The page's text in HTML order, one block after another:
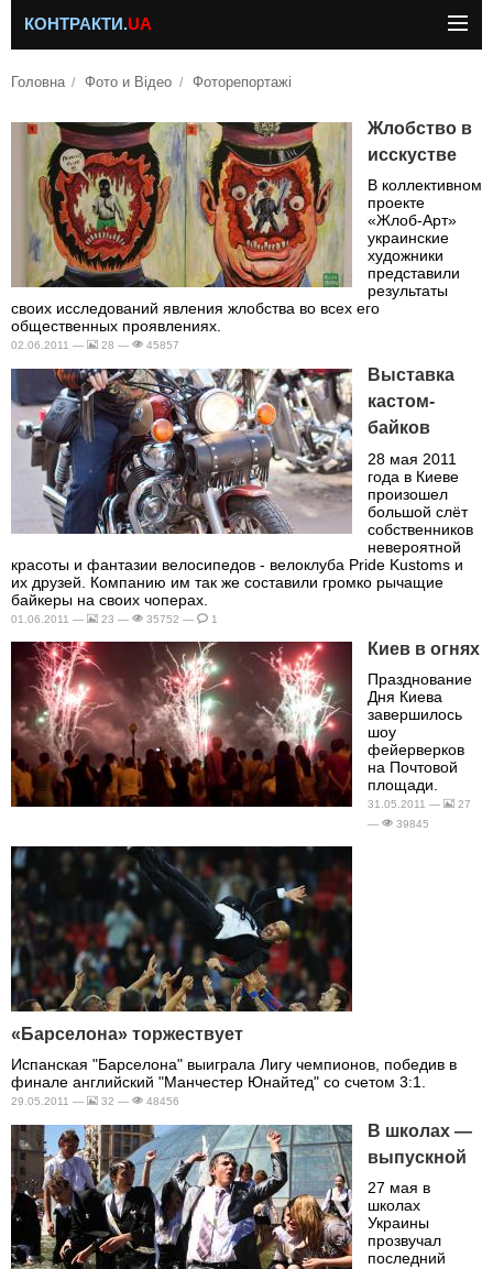
КОНТРАКТИ.UA
Головна Фото и Відео Фоторепортажі
Жлобство в
исскустве
В коллективном
проекте
«Жлоб-Арт»
украинские
художники
представили
результаты
своих исследований явления жлобства во всех его
общественных проявлениях.
02.06.2011 — 28 — 45857
Выставка
кастом-
байков
28 мая 2011
года в Киеве
произошел
большой слёт
собственников
невероятной
красоты и фантазии велосипедов - велоклуба Pride Kustoms и
их друзей. Компанию им так же составили громко рычащие
байкеры на своих чоперах.
01.06.2011 — 23 — 35752 — 1
Киев в огнях
Празднование
Дня Киева
завершилось
шоу
фейерверков
на Почтовой
площади.
31.05.2011 —
27
—
39845
«Барселона»‎ торжествует
Испанская "Барселона" выиграла Лигу чемпионов, победив в
финале английский "Манчестер Юнайтед" со счетом 3:1.
29.05.2011 — 32 — 48456
В школах —
выпускной
27 мая в
школах
Украины
прозвучал
последний